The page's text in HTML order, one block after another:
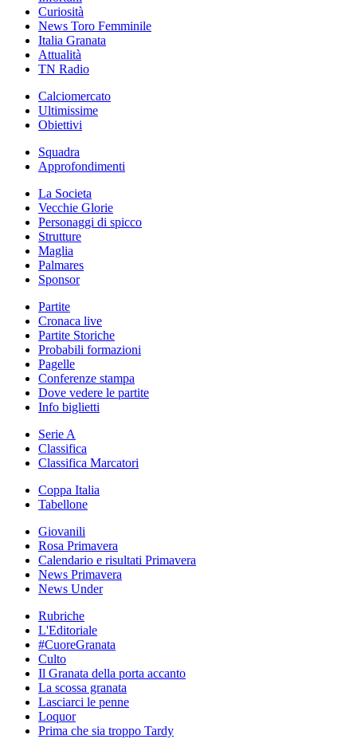
Curiosità
News Toro Femminile
Italia Granata
Attualità
TN Radio
Calciomercato
Ultimissime
Obiettivi
Squadra
Approfondimenti
La Societa
Vecchie Glorie
Personaggi di spicco
Strutture
Maglia
Palmares
Sponsor
Partite
Cronaca live
Partite Storiche
Probabili formazioni
Pagelle
Conferenze stampa
Dove vedere le partite
Info biglietti
Serie A
Classifica
Classifica Marcatori
Coppa Italia
Tabellone
Giovanili
Rosa Primavera
Calendario e risultati Primavera
News Primavera
News Under
Rubriche
L'Editoriale
#CuoreGranata
Culto
Il Granata della porta accanto
La scossa granata
Lasciarci le penne
Loquor
Prima che sia troppo Tardy